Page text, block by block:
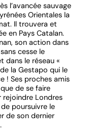
l’avancée sauvage
Orientales la
Il trouvera et
en Pays Catalan.
son action dans
cesse le
dans le réseau «
la Gestapo qui le
! Ses proches amis
de se faire
rejoindre Londres
poursuivre le
de son dernier